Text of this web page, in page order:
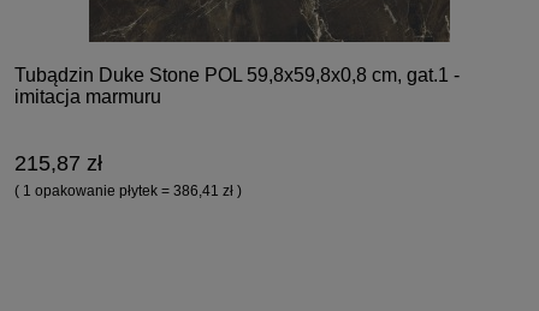
Tubądzin Duke Stone POL 59,8x59,8x0,8 cm, gat.1 -
imitacja marmuru
215,87 zł
( 1 opakowanie płytek = 386,41 zł )